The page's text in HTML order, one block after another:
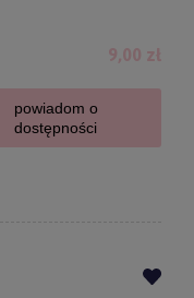
9,00 zł
powiadom o
dostępności